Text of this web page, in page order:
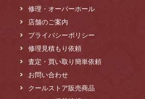
修理・オーバーホール
店舗のご案内
プライバシーポリシー
修理見積もり依頼
査定・買い取り簡単依頼
お問い合わせ
クールストア販売商品